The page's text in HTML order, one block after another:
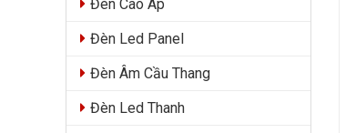
Đèn Cao Áp
Đèn Led Panel
Đèn Âm Cầu Thang
Đèn Led Thanh